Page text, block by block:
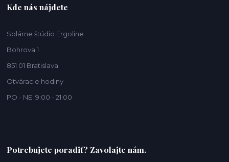
Kde nás nájdete
Solárne štúdio Ergoline
Bohrova 1
851 01 Bratislava
Otváracie hodiny
PO - NE 9:00 - 21:00
Potrebujete poradiť? Zavolajte nám.